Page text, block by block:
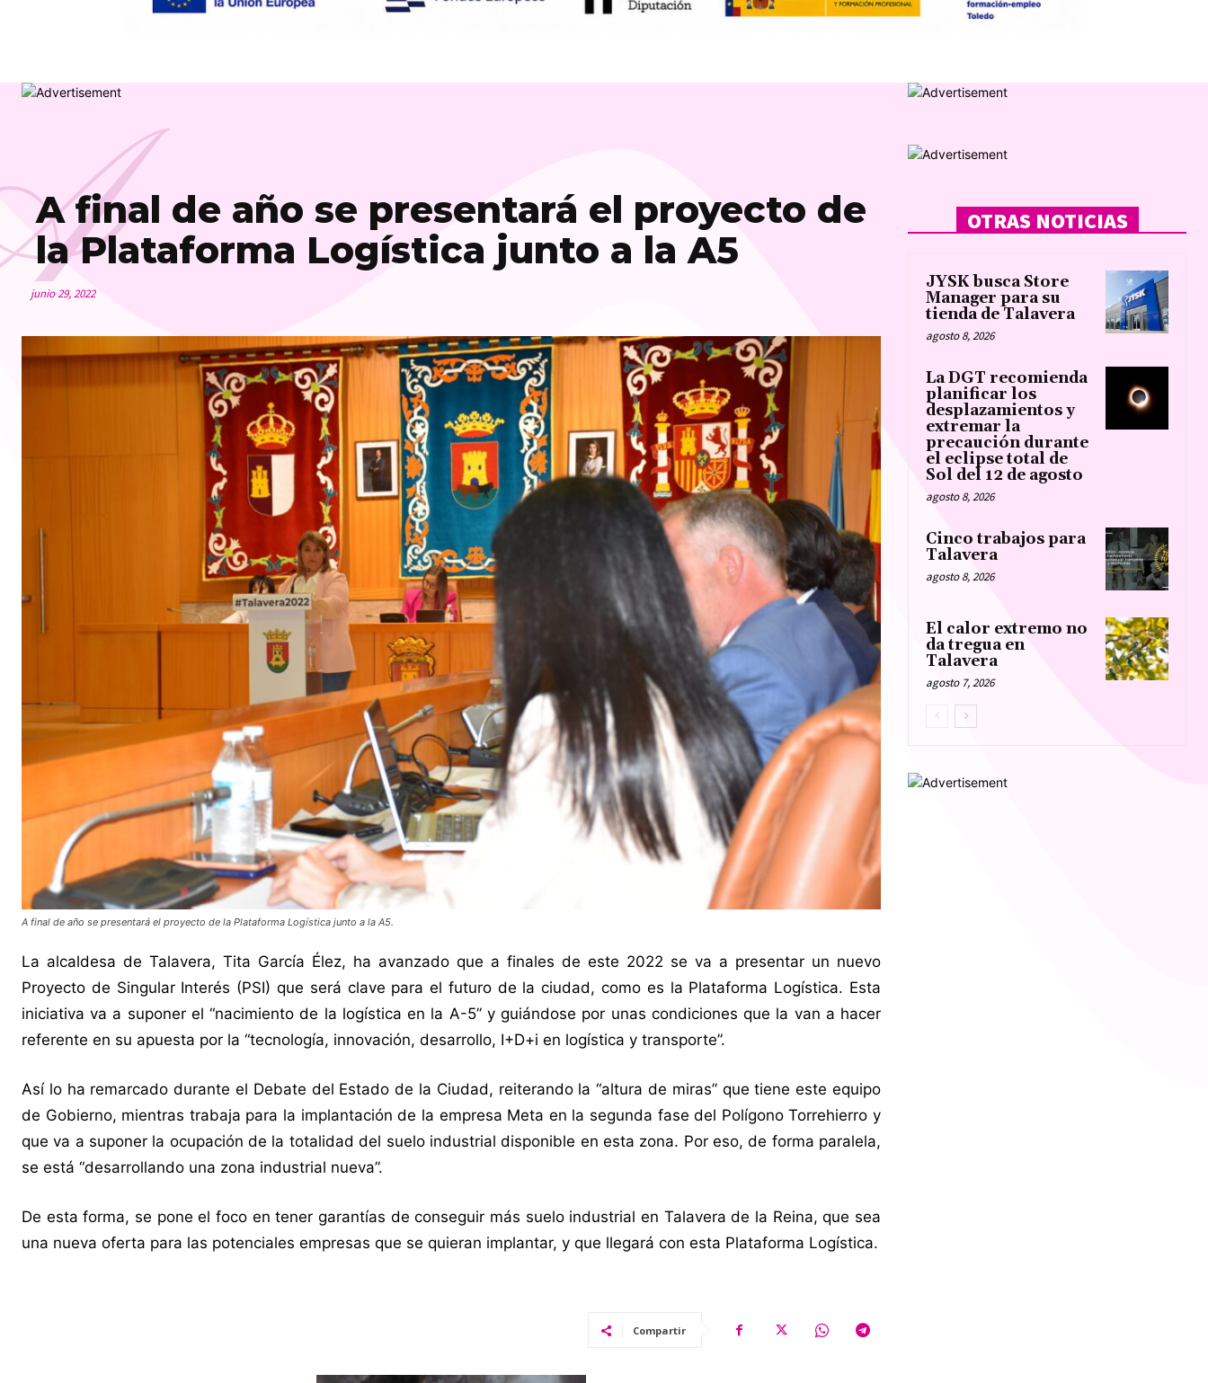
A final de año se presentará el proyecto de
la Plataforma Logística junto a la A5
junio 29, 2022
A final de año se presentará el proyecto de la Plataforma Logística junto a la A5.
La alcaldesa de Talavera, Tita García Élez, ha avanzado que a finales de este 2022 se va a presentar un nuevo
Proyecto de Singular Interés (PSI) que será clave para el futuro de la ciudad, como es la Plataforma Logística. Esta
iniciativa va a suponer el “nacimiento de la logística en la A-5” y guiándose por unas condiciones que la van a hacer
referente en su apuesta por la “tecnología, innovación, desarrollo, I+D+i en logística y transporte”.
Así lo ha remarcado durante el Debate del Estado de la Ciudad, reiterando la “altura de miras” que tiene este equipo
de Gobierno, mientras trabaja para la implantación de la empresa Meta en la segunda fase del Polígono Torrehierro y
que va a suponer la ocupación de la totalidad del suelo industrial disponible en esta zona. Por eso, de forma paralela,
se está “desarrollando una zona industrial nueva”.
De esta forma, se pone el foco en tener garantías de conseguir más suelo industrial en Talavera de la Reina, que sea
una nueva oferta para las potenciales empresas que se quieran implantar, y que llegará con esta Plataforma Logística.
Compartir
OTRAS NOTICIAS
JYSK busca Store
Manager para su
tienda de Talavera
agosto 8, 2026
La DGT recomienda
planificar los
desplazamientos y
extremar la
precaución durante
el eclipse total de
Sol del 12 de agosto
agosto 8, 2026
Cinco trabajos para
Talavera
agosto 8, 2026
El calor extremo no
da tregua en
Talavera
agosto 7, 2026